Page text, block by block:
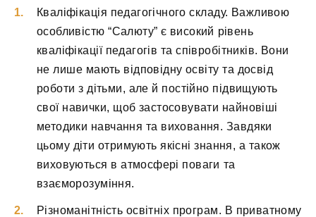
Кваліфікація педагогічного складу. Важливою
особливістю “Салюту” є високий рівень
кваліфікації педагогів та співробітників. Вони
не лише мають відповідну освіту та досвід
роботи з дітьми, але й постійно підвищують
свої навички, щоб застосовувати найновіші
методики навчання та виховання. Завдяки
цьому діти отримують якісні знання, а також
виховуються в атмосфері поваги та
взаєморозуміння.
Різноманітність освітніх програм. В приватному